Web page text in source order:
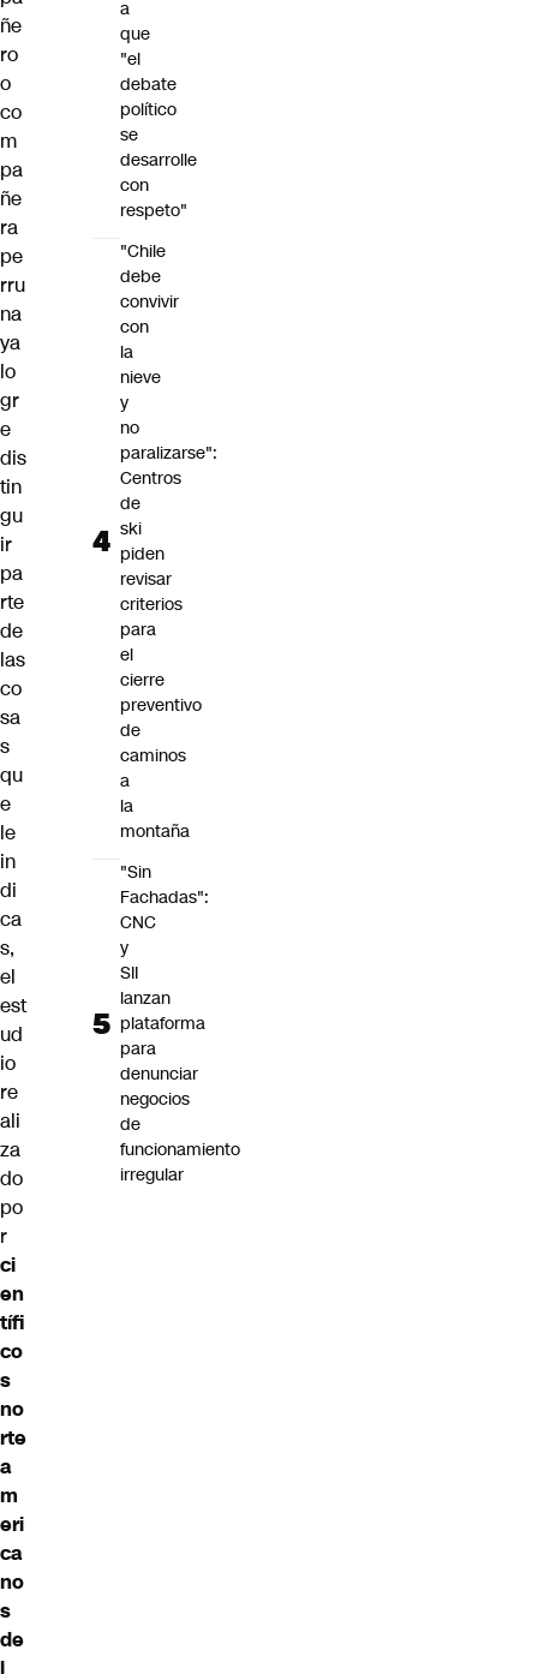
ñe
ro
o
co
m
pa
ñe
ra
pe
rru
na
ya
lo
gr
e
dis
tin
gu
ir
pa
rte
de
las
co
sa
s
qu
e
le
in
di
ca
s,
el
est
ud
io
re
ali
za
do
po
r
ci
en
tífi
co
s
no
rte
a
m
eri
ca
no
s
de
l
a
que
"el
debate
político
se
desarrolle
con
respeto"
"Chile
debe
convivir
con
la
nieve
y
no
paralizarse":
Centros
de
ski
piden
revisar
criterios
para
el
cierre
preventivo
de
caminos
a
la
montaña
"Sin
Fachadas":
CNC
y
SII
lanzan
plataforma
para
denunciar
negocios
de
funcionamiento
irregular